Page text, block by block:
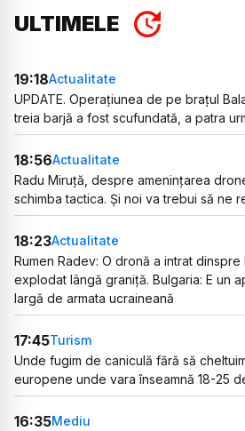
ULTIMELE
19:18Actualitate
UPDATE. Operațiunea de pe brațul
treia barjă a fost scufundată, a patra
18:56Actualitate
Radu Miruță, despre amenințarea
schimba tactica. Și noi va trebui să ne
18:23Actualitate
Rumen Radev: O dronă a intrat dinspre
explodat lângă graniță. Bulgaria: E un
largă de armata ucraineană
17:45Turism
Unde fugim de caniculă fără să
europene unde vara înseamnă 18-25
16:35Mediu